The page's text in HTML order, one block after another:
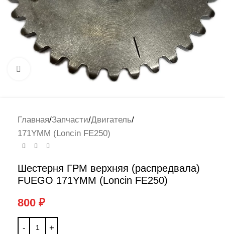
Нажмите, чтобы увеличить
Главная/Запчасти/Двигатель/
171YMM (Loncin FE250)
Шестерня ГРМ верхняя (распредвала)
FUEGO 171YMM (Loncin FE250)
800 ₽